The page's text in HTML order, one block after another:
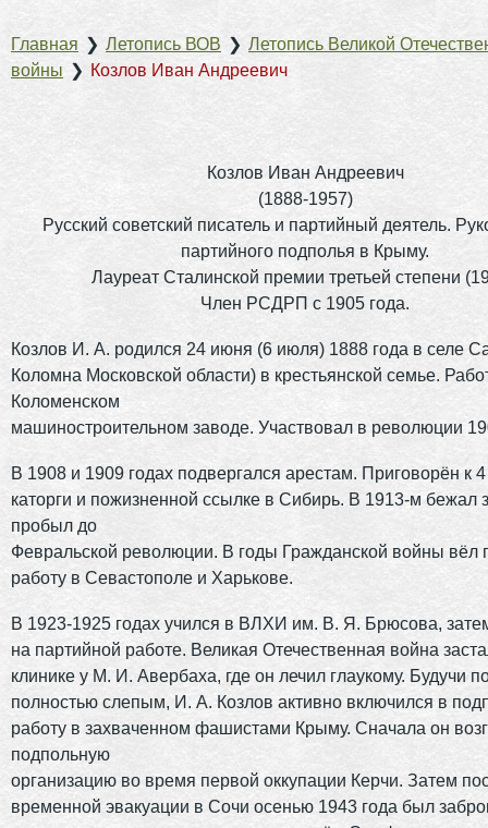
Главная ❯ Летопись ВОВ ❯ Летопись Великой
войны ❯ Козлов Иван Андреевич
Козлов Иван Андреевич
(1888-1957)
Русский советский писатель и партийный деятель.
партийного подполья в Крыму.
Лауреат Сталинской премии третьей степени
Член РСДРП с 1905 года.
Козлов И. А. родился 24 июня (6 июля) 1888 года в селе
Коломна Московской области) в крестьянской семье.
Коломенском
машиностроительном заводе. Участвовал в революции
В 1908 и 1909 годах подвергался арестам. Приговорён к
каторги и пожизненной ссылке в Сибирь. В 1913-м бежал
пробыл до
Февральской революции. В годы Гражданской войны вёл
работу в Севастополе и Харькове.
В 1923-1925 годах учился в ВЛХИ им. В. Я. Брюсова,
на партийной работе. Великая Отечественная война
клинике у М. И. Авербаха, где он лечил глаукому. Будучи
полностью слепым, И. А. Козлов активно включился в
работу в захваченном фашистами Крыму. Сначала он
подпольную
организацию во время первой оккупации Керчи. Затем
временной эвакуации в Сочи осенью 1943 года был